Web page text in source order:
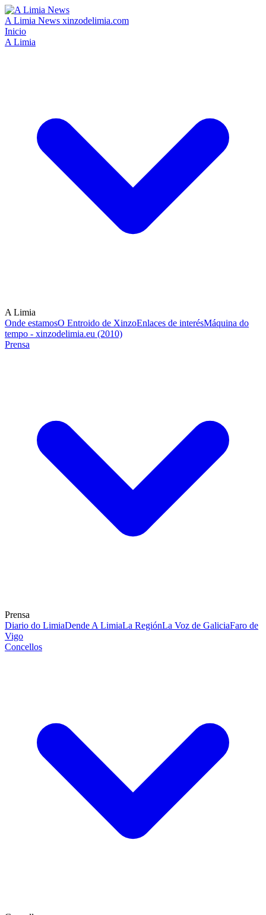
A Limia News xinzodelimia.com
Inicio
A Limia
A Limia
Onde estamosO Entroido de XinzoEnlaces de interésMáquina do
tempo - xinzodelimia.eu (2010)
Prensa
Prensa
Diario do LimiaDende A LimiaLa RegiónLa Voz de GaliciaFaro de
Vigo
Concellos